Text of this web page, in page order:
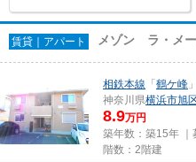
賃貸｜アパート メゾン ラ・メ
相鉄本線 「 鶴ケ峰
神奈川県横浜市旭
8.9万円
築年数：築15年 ｜
階数：2階建